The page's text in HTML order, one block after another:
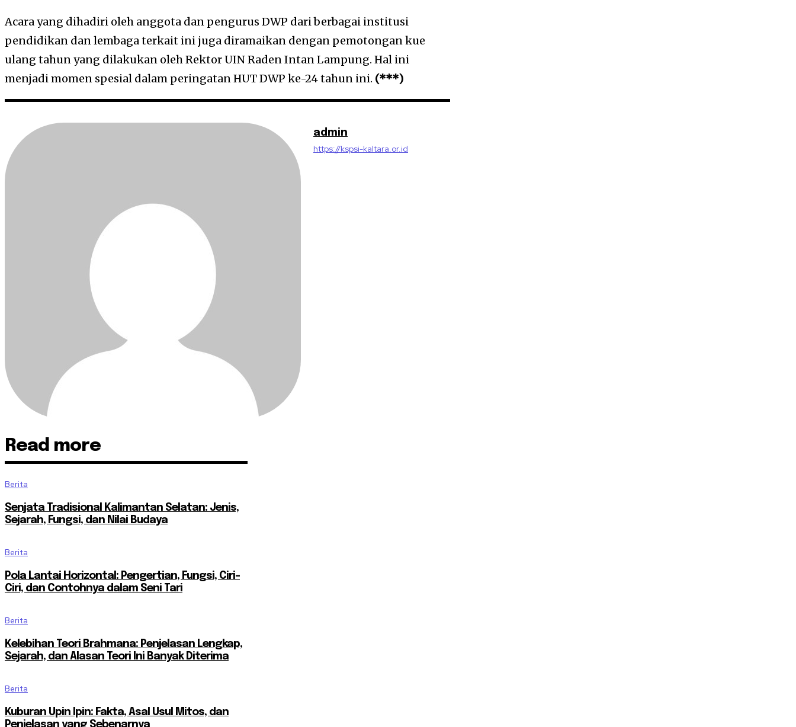
Acara yang dihadiri oleh anggota dan pengurus DWP dari berbagai institusi
pendidikan dan lembaga terkait ini juga diramaikan dengan pemotongan kue
ulang tahun yang dilakukan oleh Rektor UIN Raden Intan Lampung. Hal ini
menjadi momen spesial dalam peringatan HUT DWP ke-24 tahun ini. (***)
admin
https://kspsi-kaltara.or.id
Read more
Berita
Senjata Tradisional Kalimantan Selatan: Jenis,
Sejarah, Fungsi, dan Nilai Budaya
Berita
Pola Lantai Horizontal: Pengertian, Fungsi, Ciri-
Ciri, dan Contohnya dalam Seni Tari
Berita
Kelebihan Teori Brahmana: Penjelasan Lengkap,
Sejarah, dan Alasan Teori Ini Banyak Diterima
Berita
Kuburan Upin Ipin: Fakta, Asal Usul Mitos, dan
Penjelasan yang Sebenarnya